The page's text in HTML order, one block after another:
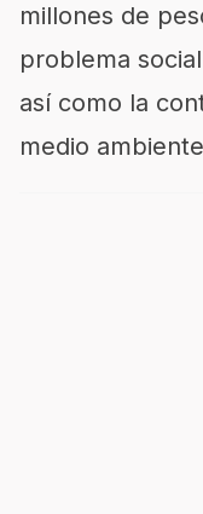
millones de
problema
así como la
medio